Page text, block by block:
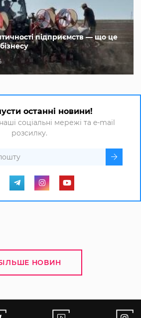
підприємств — що це
останні новини!
соціальні мережі та e-mail
розсилку.
НОВИН